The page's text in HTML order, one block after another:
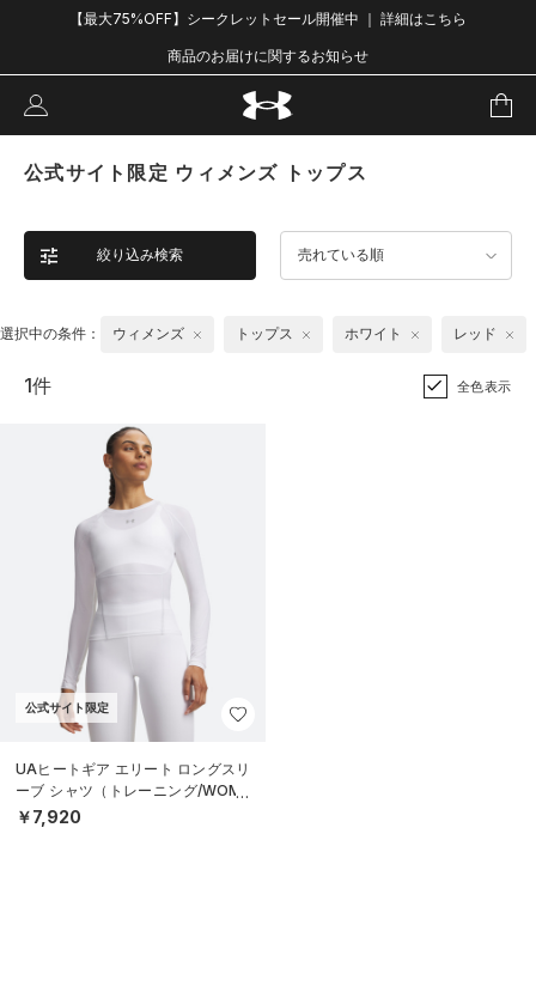
【最大75%OFF】シークレットセール開催中 ｜ 詳細はこちら
商品のお届けに関するお知らせ
公式サイト限定 ウィメンズ トップス
絞り込み検索 売れている順
選択中の条件： ウィメンズ トップス ホワイト レッド
1件 全色表示
公式サイト限定
UAヒートギア エリート ロングスリ
ーブ シャツ（トレーニング/WOME
N）
￥7,920